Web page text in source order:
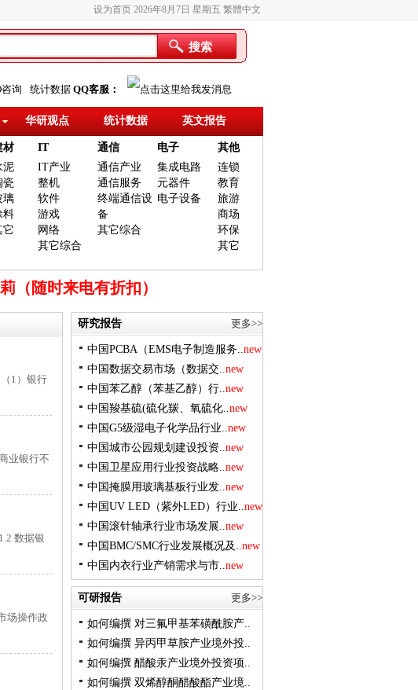
繁體中文
2026年8月7日 星期五
设为首页
搜索
咨询 统计数据 QQ客服：
华研观点 统计数据 英文报告
材 IT 通信 电子
其他
泥
瓷
璃
料
它
IT产业
整机
软件
游戏
网络
其它综合
通信产业
通信服务
终端通信设
备
其它综合
集成电路
元器件
电子设备
连锁
教育
旅游
商场
环保
其它
（随时来电有折扣）
1）银行
业银行不
数据银
场操作政
研究报告 更多>>
中国PCBA（EMS电子制造服务..new
中国数据交易市场（数据交..new
中国苯乙醇（苯基乙醇）行..new
中国羧基硫(硫化羰、氧硫化..new
中国G5级湿电子化学品行业..new
中国城市公园规划建设投资..new
中国卫星应用行业投资战略..new
中国掩膜用玻璃基板行业发..new
中国UV LED（紫外LED）行业..new
中国滚针轴承行业市场发展..new
中国BMC/SMC行业发展概况及..new
中国内衣行业产销需求与市..new
可研报告 更多>>
如何编撰 对三氟甲基苯磺酰胺产..
如何编撰 异丙甲草胺产业境外投..
如何编撰 醋酸汞产业境外投资项..
如何编撰 双烯醇酮醋酸酯产业境..